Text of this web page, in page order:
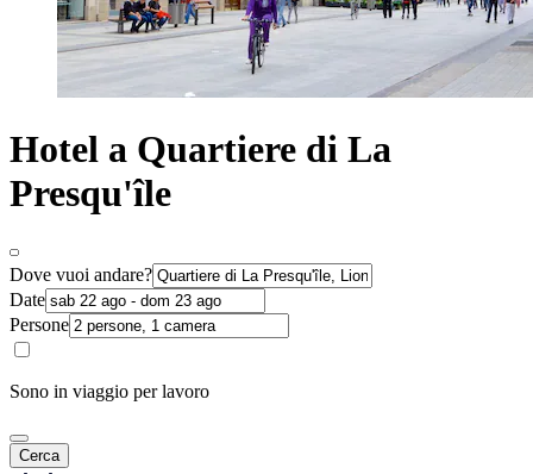
Hotel a Quartiere di La
Presqu'île
Dove vuoi andare?
Date
Persone
Sono in viaggio per lavoro
Cerca